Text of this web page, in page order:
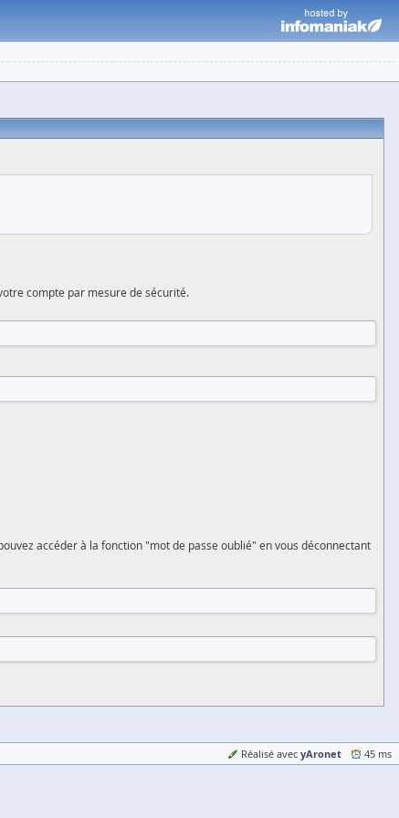
compte par mesure de sécurité.
accéder à la fonction "mot de passe oublié" en vous déconnectant
Réalisé avec yAronet 45 ms